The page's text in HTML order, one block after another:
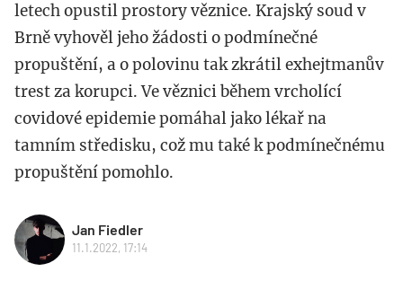
letech opustil prostory věznice. Krajský soud v
Brně vyhověl jeho žádosti o podmínečné
propuštění, a o polovinu tak zkrátil exhejtmanův
trest za korupci. Ve věznici během vrcholící
covidové epidemie pomáhal jako lékař na
tamním středisku, což mu také k podmínečnému
propuštění pomohlo.
Jan Fiedler
11.1.2022, 17:14